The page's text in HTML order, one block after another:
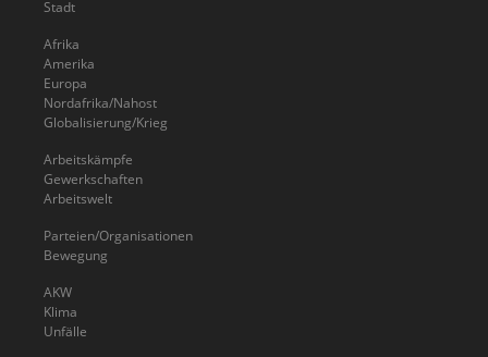
Stadt
Afrika
Amerika
Europa
Nordafrika/Nahost
Globalisierung/Krieg
Arbeitskämpfe
Gewerkschaften
Arbeitswelt
Parteien/Organisationen
Bewegung
AKW
Klima
Unfälle